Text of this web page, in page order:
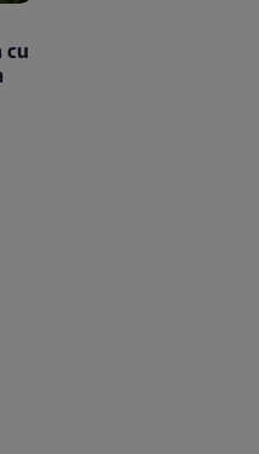
cu